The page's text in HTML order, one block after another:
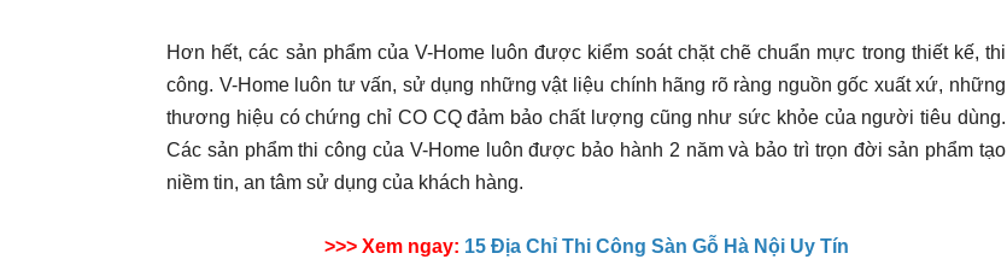
Hơn hết, các sản phẩm của V-Home luôn được kiểm soát chặt chẽ chuẩn mực trong thiết kế, thi
công. V-Home luôn tư vấn, sử dụng những vật liệu chính hãng rõ ràng nguồn gốc xuất xứ, những
thương hiệu có chứng chỉ CO CQ đảm bảo chất lượng cũng như sức khỏe của người tiêu dùng.
Các sản phẩm thi công của V-Home luôn được bảo hành 2 năm và bảo trì trọn đời sản phẩm tạo
niềm tin, an tâm sử dụng của khách hàng.
>>> Xem ngay: 15 Địa Chỉ Thi Công Sàn Gỗ Hà Nội Uy Tín